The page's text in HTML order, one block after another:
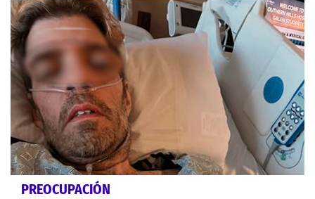
PREOCUPACIÓN